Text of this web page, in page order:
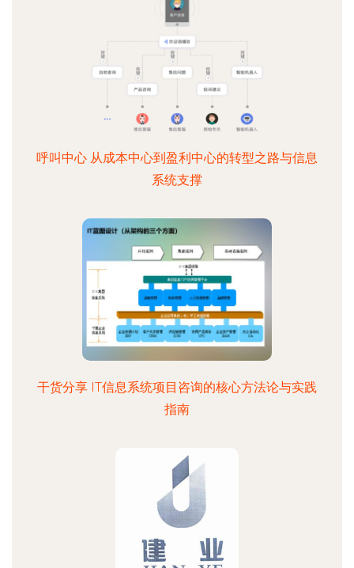
呼叫中心 从成本中心到盈利中心的转型之路与信息
系统支撑
干货分享 IT信息系统项目咨询的核心方法论与实践
指南